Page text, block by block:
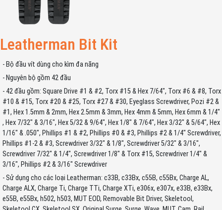
Leatherman Bit Kit
- Bộ đầu vít dùng cho kìm đa năng
- Nguyên bộ gồm 42 đầu
- 42 đầu gồm: Square Drive #1 & #2, Torx #15 & Hex 7/64", Torx #6 & #8, Torx
#10 & #15, Torx #20 & #25, Torx #27 & #30, Eyeglass Screwdriver, Pozi #2 &
#1, Hex 1.5mm & 2mm, Hex 2.5mm & 3mm, Hex 4mm & 5mm, Hex 6mm & 1/4"
, Hex 7/32" & 3/16", Hex 5/32 & 9/64", Hex 1/8" & 7/64", Hex 3/32" & 5/64", Hex
1/16" & .050", Phillips #1 & #2, Phillips #0 & #3, Phillips #2 & 1/4" Screwdriver,
Phillips #1-2 & #3, Screwdriver 3/32" & 1/8", Screwdriver 5/32" & 3/16",
Screwdriver 7/32" & 1/4", Screwdriver 1/8" & Torx #15, Screwdriver 1/4" &
3/16", Phillips #2 & 3/16" Screwdriver
- Sử dụng cho các loại Leatherman: c33B, c33Bx, c55B, c55Bx, Charge AL,
Charge ALX, Charge Ti, Charge TTi, Charge XTi, e306x, e307x, e33B, e33Bx,
e55B, e55Bx, h502, h503, MUT EOD, Removable Bit Driver, Skeletool,